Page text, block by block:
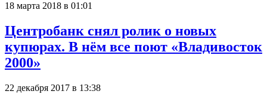
18 марта 2018 в 01:01
Центробанк снял ролик о новых
купюрах. В нём все поют «Владивосток
2000»
22 декабря 2017 в 13:38